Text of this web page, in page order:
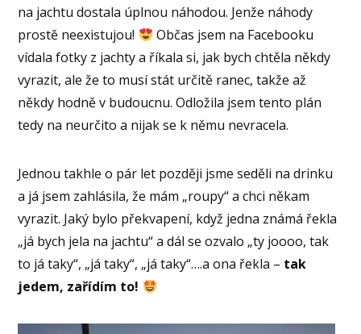
na jachtu dostala úplnou náhodou. Jenže náhody
prostě neexistujou!
Občas jsem na Facebooku
vídala fotky z jachty a říkala si, jak bych chtěla někdy
vyrazit, ale že to musí stát určitě ranec, takže až
někdy hodně v budoucnu. Odložila jsem tento plán
tedy na neurčito a nijak se k němu nevracela.
Jednou takhle o pár let později jsme seděli na drinku
a já jsem zahlásila, že mám „roupy“ a chci někam
vyrazit. Jaký bylo překvapení, když jedna známá řekla
„já bych jela na jachtu“ a dál se ozvalo „ty joooo, tak
to já taky“, „já taky“, „já taky“….a ona řekla – tak
jedem, zařídím to!